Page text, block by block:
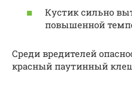
Кустик сильно
повышенной
Среди вредителей
красный паутинный